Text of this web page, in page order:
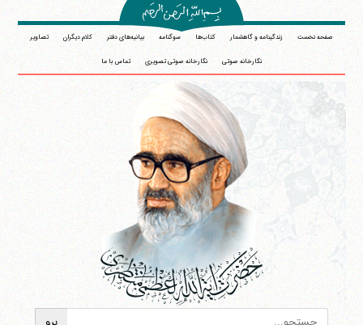
صفحه نخست زندگینامه و گاهشمار کتاب‌ها سوگنامه بیانیه‌های دفتر کلام دیگران تصاویر
نگارخانه صوتی نگارخانه صوتی تصویری تماس با ما